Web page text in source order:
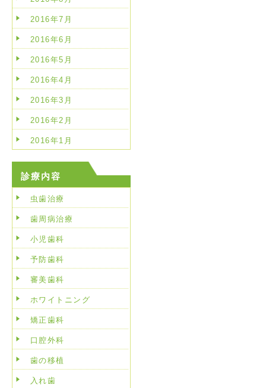
2016年7月
2016年6月
2016年5月
2016年4月
2016年3月
2016年2月
2016年1月
診療内容
虫歯治療
歯周病治療
小児歯科
予防歯科
審美歯科
ホワイトニング
矯正歯科
口腔外科
歯の移植
入れ歯